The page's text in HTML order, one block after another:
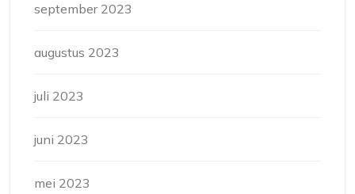
september 2023
augustus 2023
juli 2023
juni 2023
mei 2023